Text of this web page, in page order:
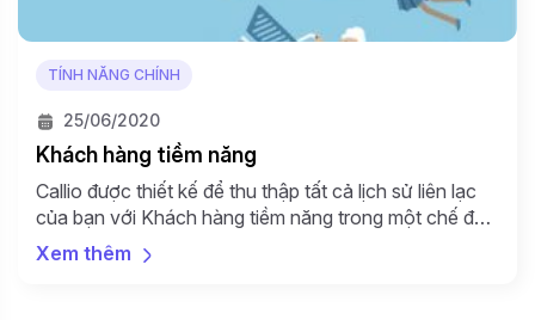
TÍNH NĂNG CHÍNH
25/06/2020
Khách hàng tiềm năng
Callio được thiết kế để thu thập tất cả lịch sử liên lạc
của bạn với Khách hàng tiềm năng trong một chế độ
xem, cũng như cho phép bạn giao tiếp với Khách
hàng tiềm năng của mình theo một số cách khác
Xem thêm